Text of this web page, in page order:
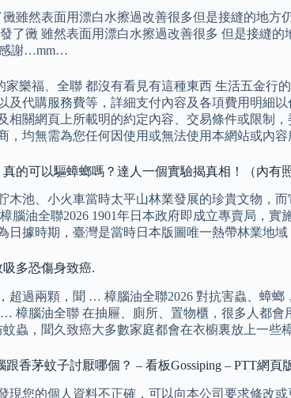
黴雖然表面用漂白水擦過改善很多但是接縫的地
了黴 雖然表面用漂白水擦過改善很多 但是接縫
感謝…mm…
家樂福、全聯 都沒有看見有這種東西 生活五金
及代購服務費等，詳細支付內容及各項費用明細
相關網頁上所載明的約定內容、交易條件或限制，
，均無需為您任何因使用或無法使用本網站或內
的可以驅蟑螂嗎？達人一個實驗揭真相！（內有
木池、小火車當時太平山林業發展的珍貴文物，
腦油全聯2026 1901年日本政府即成立專賣局，
日據時期，臺灣是當時日本版圖唯一熱帶林業地域
多恐傷身致癌.
超過兩顆，聞 … 樟腦油全聯2026 對抗害蟲、蟑
樟腦油全聯 在抽屜、廁所、置物櫃，很多人都
蟲，聞久致癌大多數家庭都會在衣櫥裏放上一
香茅蚊子討厭哪個？ – 看板Gossiping – PTT網頁
現您的個人資料不正確，可以向本公司要求修改